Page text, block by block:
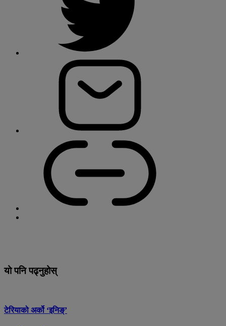
यो पनि पढ्नुहोस्
टेरियाको अर्को ‘इनिङ्’